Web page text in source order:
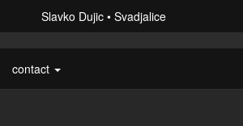
Slavko Dujic Svadjalice
contact